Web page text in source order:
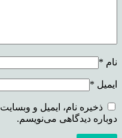
نام *
ایمیل *
ذخیره نام، ایمیل و
دوباره دیدگاهی می‌نویسم.